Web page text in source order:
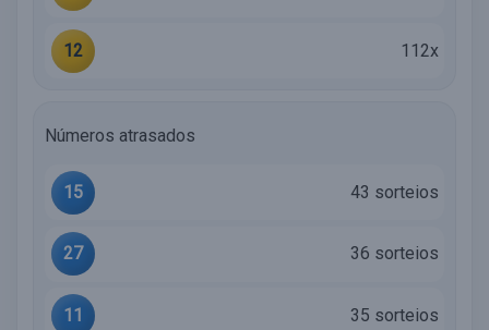
12 112x
Números atrasados
15 43 sorteios
27 36 sorteios
11 35 sorteios